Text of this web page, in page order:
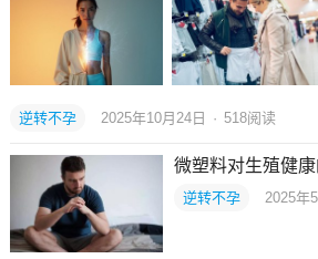
逆转不孕 2025年10月24日 · 518阅读
微塑料对生殖健
逆转不孕 2025年